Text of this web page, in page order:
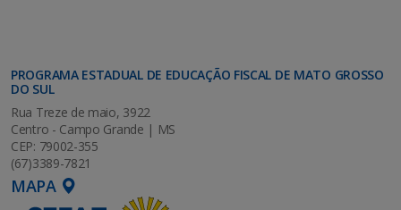
PROGRAMA ESTADUAL DE EDUCAÇÃO FISCAL DE MATO GROSSO
DO SUL
Rua Treze de maio, 3922
Centro - Campo Grande | MS
CEP: 79002-355
(67)3389-7821
MAPA